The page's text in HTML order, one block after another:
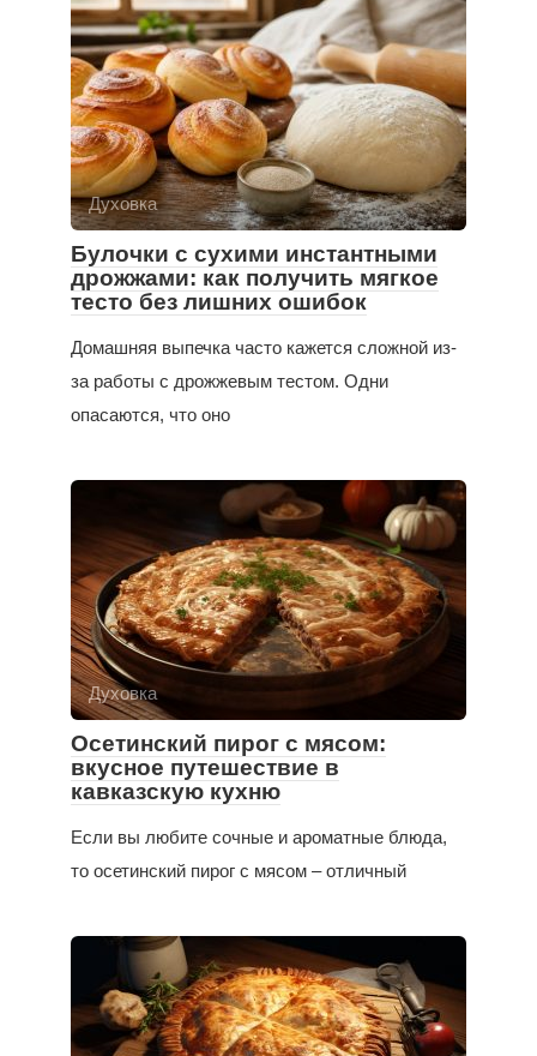
Духовка
Булочки с сухими инстантными
дрожжами: как получить мягкое
тесто без лишних ошибок
Домашняя выпечка часто кажется сложной из-
за работы с дрожжевым тестом. Одни
опасаются, что оно
Духовка
Осетинский пирог с мясом:
вкусное путешествие в
кавказскую кухню
Если вы любите сочные и ароматные блюда,
то осетинский пирог с мясом – отличный